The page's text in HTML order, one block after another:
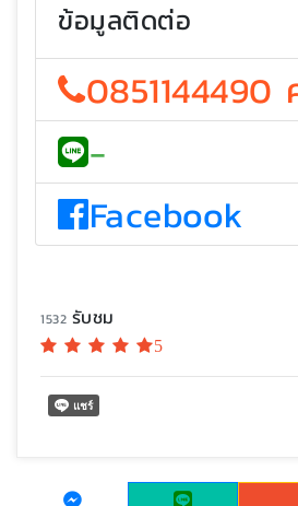
ข้อมูลติดต่อ
-
Facebook
1532 รับชม
5